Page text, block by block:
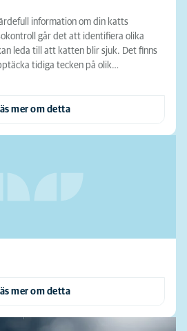
information om din katts
går det att identifiera olika
leda till att katten blir sjuk. Det finns
tidiga tecken på olik…
mer om detta
mer om detta